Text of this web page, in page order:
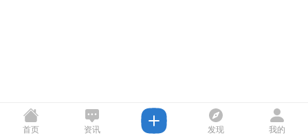
首页 资讯 发现 我的